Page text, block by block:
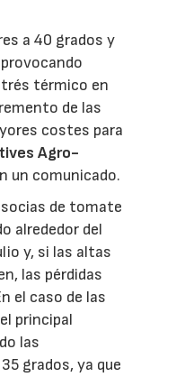
a 40 grados y
térmico en
de las
costes para
Agro-
un comunicado.
de tomate
alrededor del
y, si las altas
las pérdidas
el caso de las
principal
las
grados, ya que